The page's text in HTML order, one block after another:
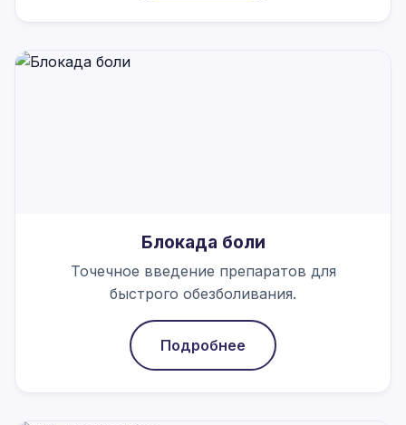
Блокада боли
Точечное введение препаратов для
быстрого обезболивания.
Подробнее